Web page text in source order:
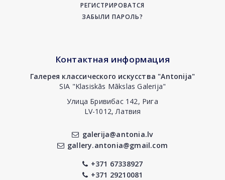
РЕГИСТРИРОВАТСЯ
ЗАБЫЛИ ПАРОЛЬ?
Контактная информация
Галерея классического искусства "Antonija"
SIA "Klasiskās Mākslas Galerija"
Улица Бривибас 142, Рига
LV-1012, Латвия
galerija@antonia.lv
gallery.antonia@gmail.com
+371 67338927
+371 29210081